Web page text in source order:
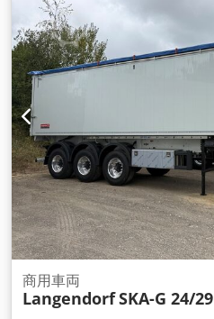
の他,
商用車両
LangendorfSKA-G 24/29